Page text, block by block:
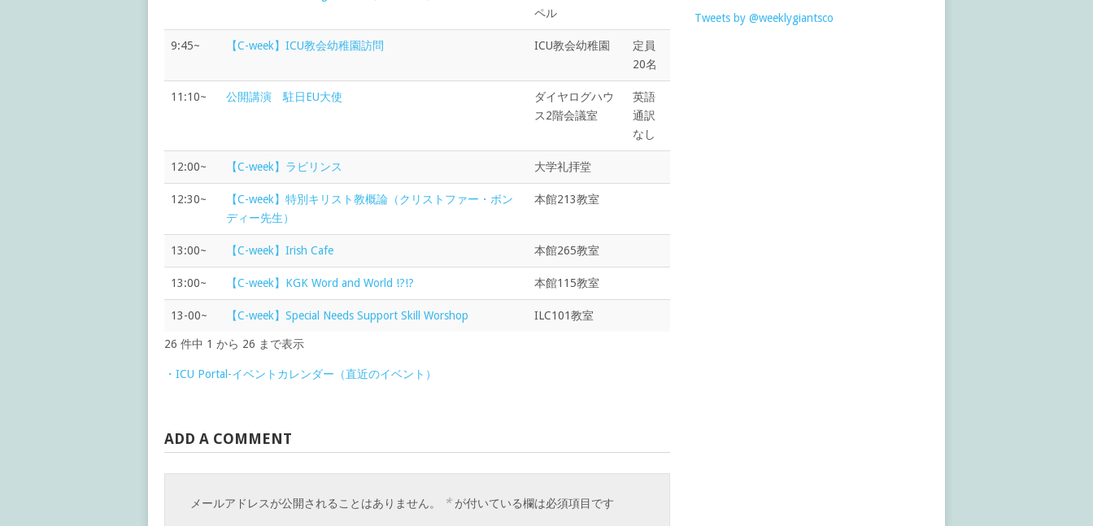
ペル
9:45~ 【C-week】ICU教会幼稚園訪問 ICU教会幼稚園
定員
20名
11:10~ 公開講演 駐日EU大使
ダイヤログハウ
ス2階会議室
英語
通訳
なし
12:00~ 【C-week】ラビリンス 大学礼拝堂
12:30~
【C-week】特別キリスト教概論（クリストファー・ボン
ディー先生）
本館213教室
13:00~ 【C-week】Irish Cafe 本館265教室
13:00~ 【C-week】KGK Word and World !?!? 本館115教室
13-00~ 【C-week】Special Needs Support Skill Worshop ILC101教室
26 件中 1 から 26 まで表示
・ICU Portal-イベントカレンダー（直近のイベント）
ADD A COMMENT
メールアドレスが公開されることはありません。 *が付いている欄は必須項目です
Tweets by @weeklygiantsco